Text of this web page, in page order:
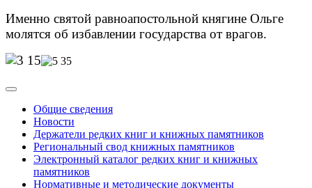
Именно святой равноапостольной княгине Ольге
молятся об избавлении государства от врагов.
Общие сведения
Новости
Держатели редких книг и книжных памятников
Региональный свод книжных памятников
Электронный каталог редких книг и книжных
памятников
Нормативные и методические документы